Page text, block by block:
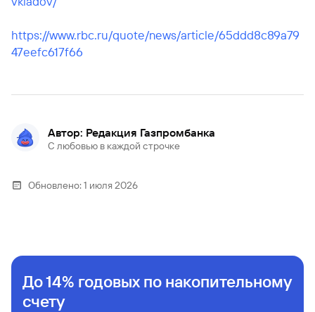
https://www.rbc.ru/quote/news/article/65ddd8c89a79
47eefc617f66
Автор: Редакция Газпромбанка
С любовью в каждой строчке
Обновлено:1 июля 2026
До 14% годовых по накопительному
счету